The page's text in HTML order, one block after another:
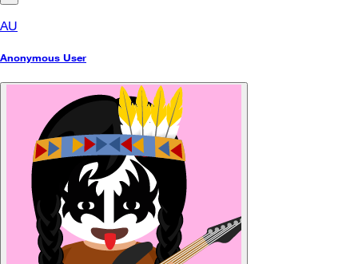
AU
Anonymous User